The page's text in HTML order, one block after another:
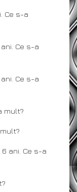
Ce s-a
Ce s-a
Ce s-a
mult?
ani. Ce s-a